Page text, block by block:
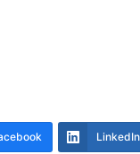
LinkedIn